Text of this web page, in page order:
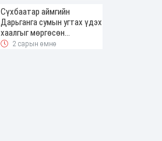
Сүхбаатар аймгийн
Дарьганга сумын угтах үдэх
хаалгыг мөргөсөн
жолоочоос 150 сая төгрөг
2 сарын өмнө